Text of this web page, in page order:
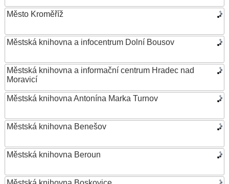
Město Kroměříž
Městská knihovna a infocentrum Dolní Bousov
Městská knihovna a informační centrum Hradec nad
Moravicí
Městská knihovna Antonína Marka Turnov
Městská knihovna Benešov
Městská knihovna Beroun